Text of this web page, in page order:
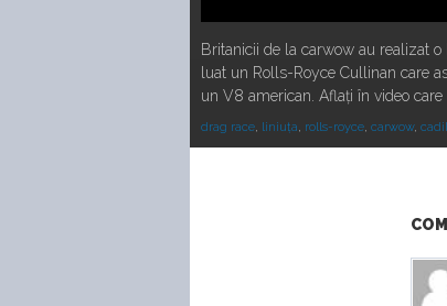
Britanicii de la carwow au realizat
luat un Rolls-Royce Cullinan care
un V8 american. Aflați în video
drag race, liniuța, rolls-royce, carwow,